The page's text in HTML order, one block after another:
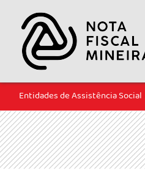
Entidades de Assistência Social